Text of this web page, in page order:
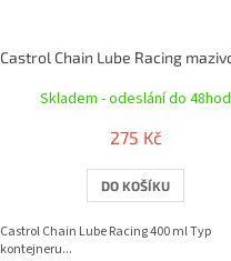
Skladem - odeslání do 48hod
275 Kč
DO KOŠÍKU
Castrol Chain Lube Racing 400 ml Typ
kontejneru...